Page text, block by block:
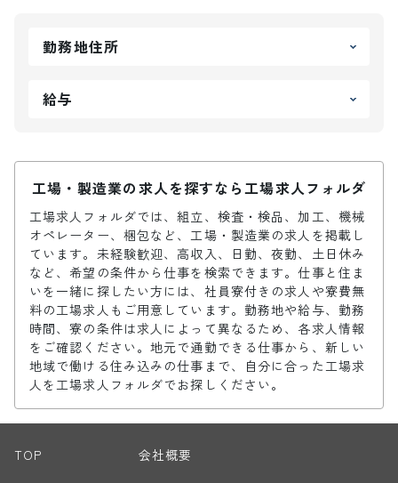
勤務地住所
給与
工場・製造業の求人を探すなら工場求人フォルダ
工場求人フォルダでは、組立、検査・検品、加工、機械
オペレーター、梱包など、工場・製造業の求人を掲載し
ています。未経験歓迎、高収入、日勤、夜勤、土日休み
など、希望の条件から仕事を検索できます。仕事と住ま
いを一緒に探したい方には、社員寮付きの求人や寮費無
料の工場求人もご用意しています。勤務地や給与、勤務
時間、寮の条件は求人によって異なるため、各求人情報
をご確認ください。地元で通勤できる仕事から、新しい
地域で働ける住み込みの仕事まで、自分に合った工場求
人を工場求人フォルダでお探しください。
TOP
会社概要